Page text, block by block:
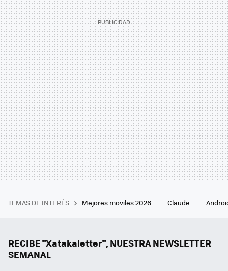
TEMAS DE INTERÉS Mejores moviles 2026 Claude
RECIBE "Xatakaletter", NUESTRA NEWSLETTER
SEMANAL